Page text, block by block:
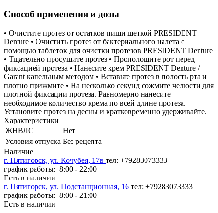
Способ применения и дозы
• Очистите протез от остатков пищи щеткой PRESIDENT
Denture • Очистить протез от бактериального налета с
помощью таблеток для очистки протезов PRESIDENT Denture
• Тщательно просушите протез • Прополощите рот перед
фиксацией протеза • Нанесите крем PRESIDENT Denture /
Garant капельным методом • Вставьте протез в полость рта и
плотно прижмите • На несколько секунд сожмите челюсти для
плотной фиксации протеза. Равномерно нанесите
необходимое количество крема по всей длине протеза.
Установите протез на десны и кратковременно удерживайте.
Характеристики
ЖНВЛС
Нет
Условия отпуска Без рецепта
Наличие
г. Пятигорск, ул. Кочубея, 17в тел: +79283073333
график работы: 8:00 - 22:00
Есть в наличии
г. Пятигорск, ул. Подстанционная, 16 тел: +79283073333
график работы: 8:00 - 21:00
Есть в наличии